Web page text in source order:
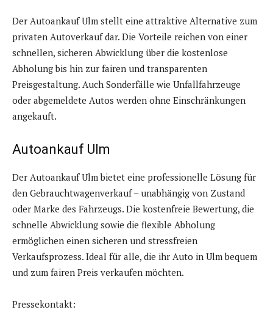
Der Autoankauf Ulm stellt eine attraktive Alternative zum
privaten Autoverkauf dar. Die Vorteile reichen von einer
schnellen, sicheren Abwicklung über die kostenlose
Abholung bis hin zur fairen und transparenten
Preisgestaltung. Auch Sonderfälle wie Unfallfahrzeuge
oder abgemeldete Autos werden ohne Einschränkungen
angekauft.
Autoankauf Ulm
Der Autoankauf Ulm bietet eine professionelle Lösung für
den Gebrauchtwagenverkauf – unabhängig von Zustand
oder Marke des Fahrzeugs. Die kostenfreie Bewertung, die
schnelle Abwicklung sowie die flexible Abholung
ermöglichen einen sicheren und stressfreien
Verkaufsprozess. Ideal für alle, die ihr Auto in Ulm bequem
und zum fairen Preis verkaufen möchten.
Pressekontakt: